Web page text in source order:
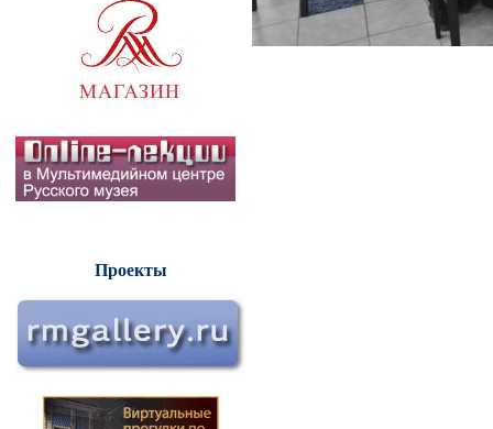
Проекты